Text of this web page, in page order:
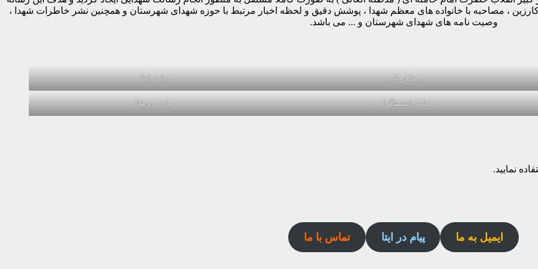
، مصاحبه با خانواده های معظم شهدا ، پوشش دقیق و لحظه اخبار مرتبط با حوزه شهدای شهرستان و همچنین نشر خاطرات شهدا ،
وصیت نامه های شهدای شهرستان و ... می باشد.
ما در بله ما در ایتا
ما در اینستاگرام ما در روبیکا
نمایید.
ایمیل به ما پیام در ایتا تماس با ما